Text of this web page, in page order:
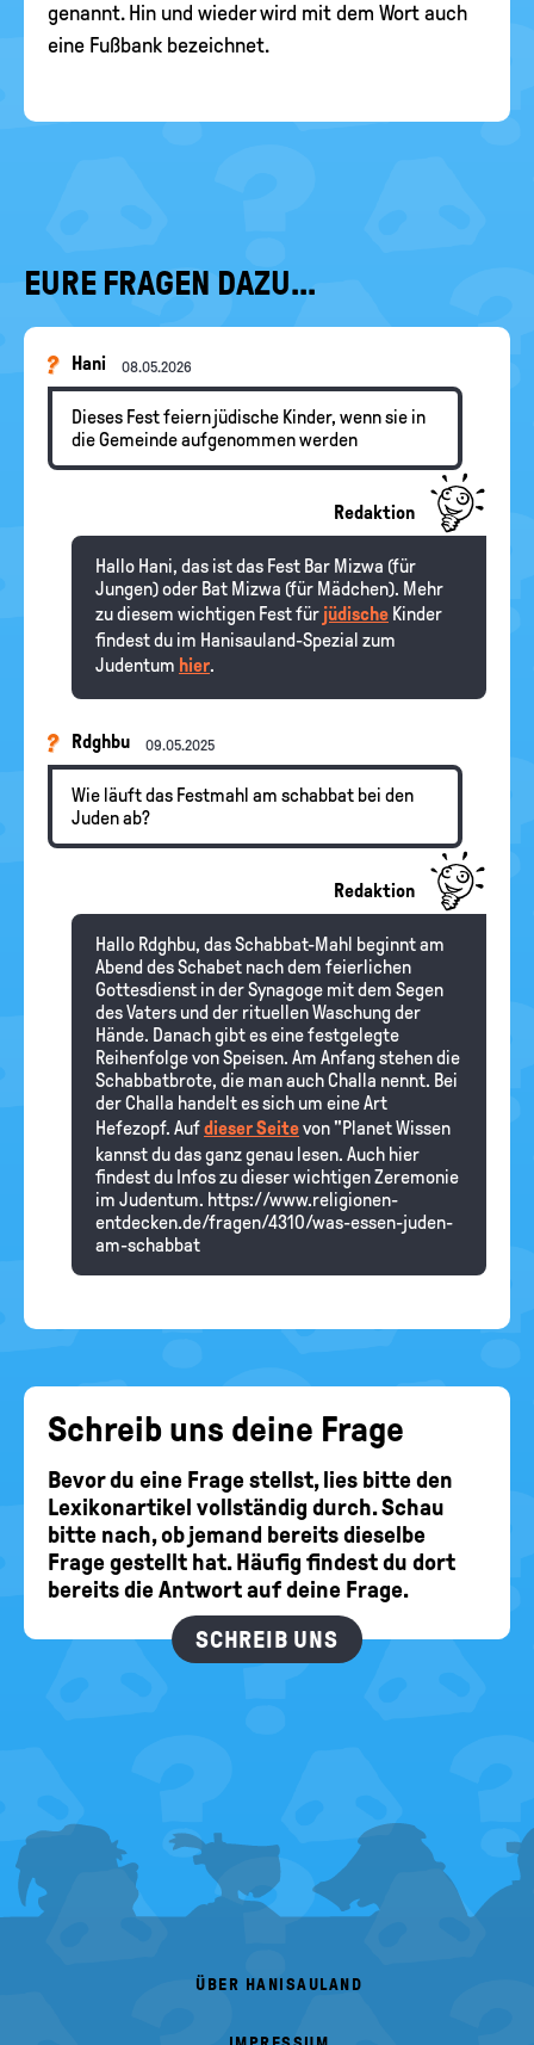
genannt. Hin und wieder wird mit dem Wort auch
eine Fußbank bezeichnet.
EURE FRAGEN DAZU...
Hani 08.05.2026
Dieses Fest feiern jüdische Kinder, wenn sie in
die Gemeinde aufgenommen werden
Redaktion
Hallo Hani, das ist das Fest Bar Mizwa (für
Jungen) oder Bat Mizwa (für Mädchen). Mehr
zu diesem wichtigen Fest für jüdische Kinder
findest du im Hanisauland-Spezial zum
Judentum hier.
Rdghbu 09.05.2025
Wie läuft das Festmahl am schabbat bei den
Juden ab?
Redaktion
Hallo Rdghbu, das Schabbat-Mahl beginnt am
Abend des Schabet nach dem feierlichen
Gottesdienst in der Synagoge mit dem Segen
des Vaters und der rituellen Waschung der
Hände. Danach gibt es eine festgelegte
Reihenfolge von Speisen. Am Anfang stehen die
Schabbatbrote, die man auch Challa nennt. Bei
der Challa handelt es sich um eine Art
Hefezopf. Aufdieser Seitevon "Planet Wissen
kannst du das ganz genau lesen. Auch hier
findest du Infos zu dieser wichtigen Zeremonie
im Judentum. https://www.religionen-
entdecken.de/fragen/4310/was-essen-juden-
am-schabbat
Schreib uns deine Frage
Bevor du eine Frage stellst, lies bitte den
Lexikonartikel vollständig durch. Schau
bitte nach, ob jemand bereits dieselbe
Frage gestellt hat. Häufig findest du dort
bereits die Antwort auf deine Frage.
SCHREIB UNS
FOOTER
MENU
ÜBER HANISAULAND